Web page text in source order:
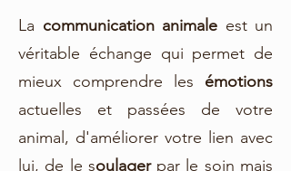
La communication animale est un
véritable échange qui permet de
mieux comprendre les émotions
actuelles et passées de votre
animal, d'améliorer votre lien avec
lui, de le soulagerpar le soin mais